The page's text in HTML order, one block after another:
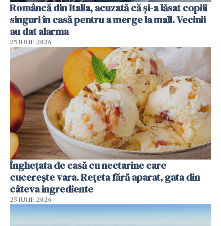
Româncă din Italia, acuzată că și-a lăsat copiii
singuri în casă pentru a merge la mall. Vecinii
au dat alarma
25 IULIE 2026
Înghețata de casă cu nectarine care
cucerește vara. Rețeta fără aparat, gata din
câteva ingrediente
25 IULIE 2026